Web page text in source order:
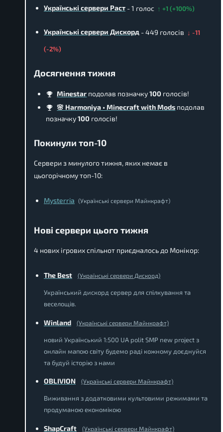
Українські сервери Раст - 1 голос ↑ +1 (+100%)
Українські сервери Дискорд - 449 голосів ↓ -11
(-2%)
Досягнення тижня
Minestar подолав позначку100 голосів!
🌸 Harmoniya • Minecraft with Mods подолав
позначку100 голосів!
Покинули топ-10
Сервери з минулого тижня, яких немає в
цьогорічному топ-10:
Mysterria (Українські сервери Майнкрафт)
Нові сервери цього тижня
4 нових ігрових спільнот приєдналось до Монікор:
The Best (Українські сервери Дискорд)
Український дискорд сервер для спілкування та
веселощів.
Winland (Українські сервери Майнкрафт)
новий Український 1:500 UA polit SMP new project з
онлайн мапою світу будемо раді кожному доєднуйся
та будуй історію з нами
OBLIVION (Українські сервери Майнкрафт)
Виживання з додатковими культовими режимами та
продуманою економікою
ShapCraft (Українські сервери Майнкрафт)